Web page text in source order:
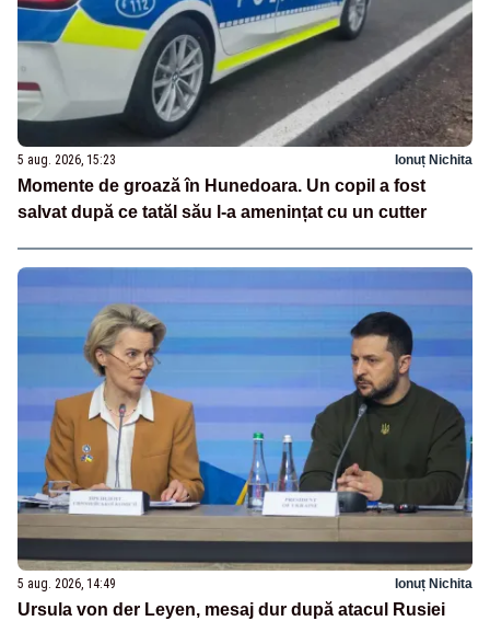
5 aug. 2026, 15:23 Ionuț Nichita
Momente de groază în Hunedoara. Un copil a fost
salvat după ce tatăl său l-a amenințat cu un cutter
5 aug. 2026, 14:49 Ionuț Nichita
Ursula von der Leyen, mesaj dur după atacul Rusiei